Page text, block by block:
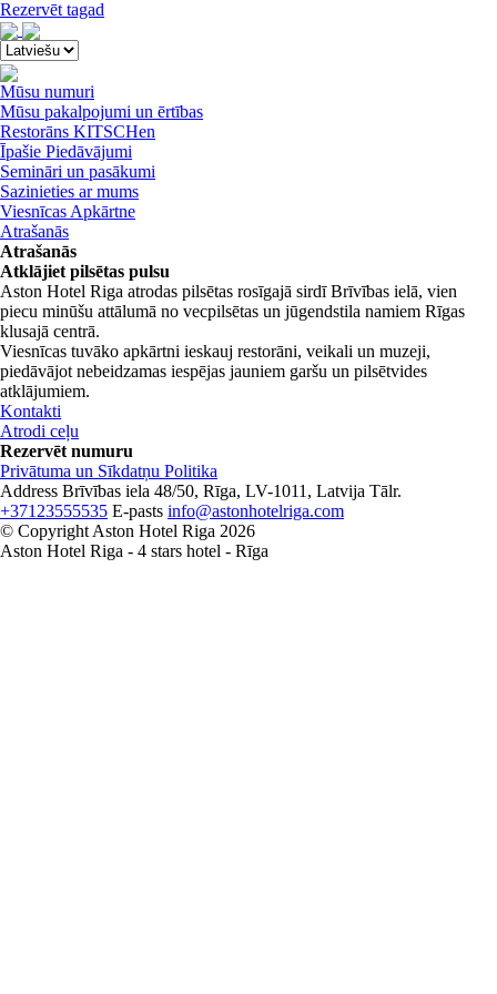
Menu
Rezervēt tagad
Close
menu
Mūsu numuri
Mūsu pakalpojumi un ērtības
Restorāns KITSCHen
Īpašie Piedāvājumi
Semināri un pasākumi
Sazinieties ar mums
Viesnīcas Apkārtne
Atrašanās
Atrašanās
Atklājiet pilsētas pulsu
Aston Hotel Riga atrodas pilsētas rosīgajā sirdī Brīvības ielā, vien
piecu minūšu attālumā no vecpilsētas un jūgendstila namiem Rīgas
klusajā centrā.
Viesnīcas tuvāko apkārtni ieskauj restorāni, veikali un muzeji,
piedāvājot nebeidzamas iespējas jauniem garšu un pilsētvides
atklājumiem.
Kontakti
Atrodi ceļu
Rezervēt numuru
Privātuma un Sīkdatņu Politika
Address Brīvības iela 48/50, Rīga, LV-1011, Latvija Tālr.
+37123555535 E-pasts info@astonhotelriga.com
© Copyright Aston Hotel Riga 2026
Aston Hotel Riga - 4 stars hotel - Rīga